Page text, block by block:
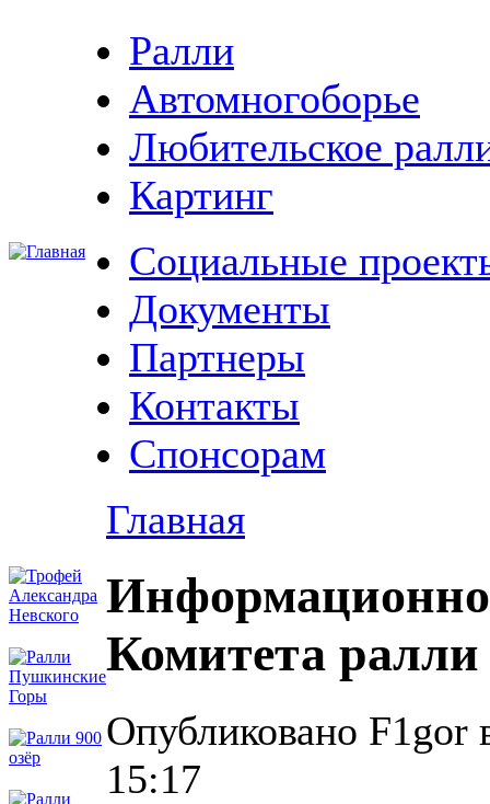
Ралли
Автомногоборье
Любительское
Картинг
Социальные
Документы
Партнеры
Контакты
Спонсорам
Главная
Комитета
Опубликовано F1gor
15:17